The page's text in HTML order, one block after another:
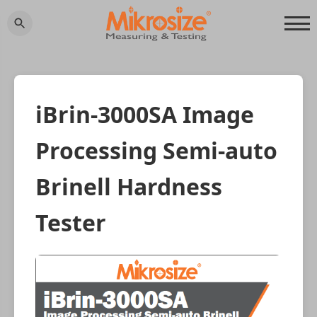
iBrin-3000SA Image
Processing Semi-auto
Brinell Hardness
Tester